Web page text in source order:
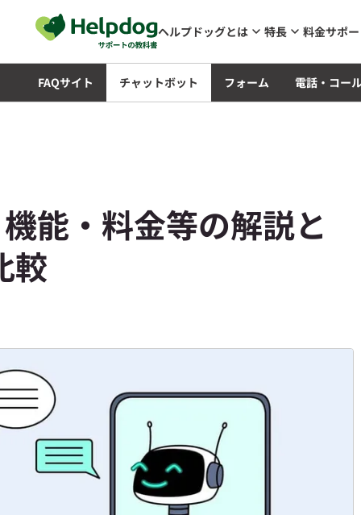
メインコンテンツへスキップ
ヘルプドッグとは 特長 料金サポ
FAQサイト チャットボット フォーム 電話・コー
能・料金等の解説と
較